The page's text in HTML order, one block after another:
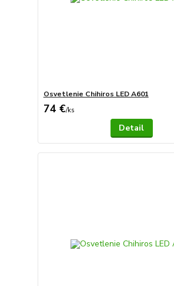
Osvetlenie Chihiros LED A601
74 €/ks
Detail